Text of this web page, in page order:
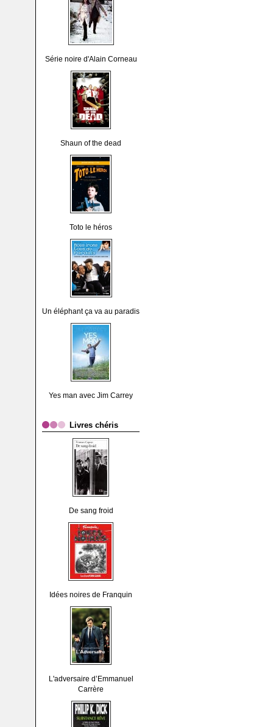
Série noire d'Alain Corneau
Shaun of the dead
Toto le héros
Un éléphant ça va au paradis
Yes man avec Jim Carrey
Livres chéris
De sang froid
Idées noires de Franquin
L'adversaire d’Emmanuel
Carrère